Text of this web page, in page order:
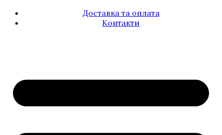
Доставка та оплата
Контакти